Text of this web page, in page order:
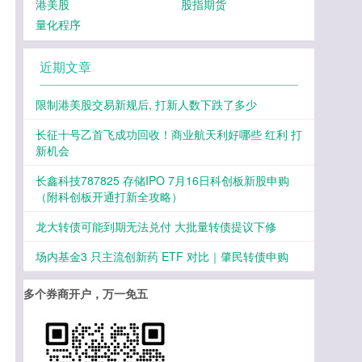
港美股
股指期货
量化程序
近期文章
限制港美股交易新规后, 打新人数下跌了多少
长征十号乙首飞成功回收！商业航天利好哪些 红利 打
新机会
长鑫科技787825 存储IPO 7月16日科创板新股申购
（附科创板开通打新全攻略）
龙大转债可能到期无法兑付 大批量转债提议下修
场内基金3 只主流创新药 ETF 对比｜肇民转债申购
多个券商开户，万一免五